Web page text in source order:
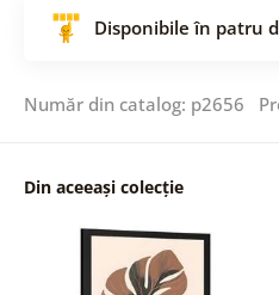
Disponibile în patru
Număr din catalog: p2656
Din aceeași colecție